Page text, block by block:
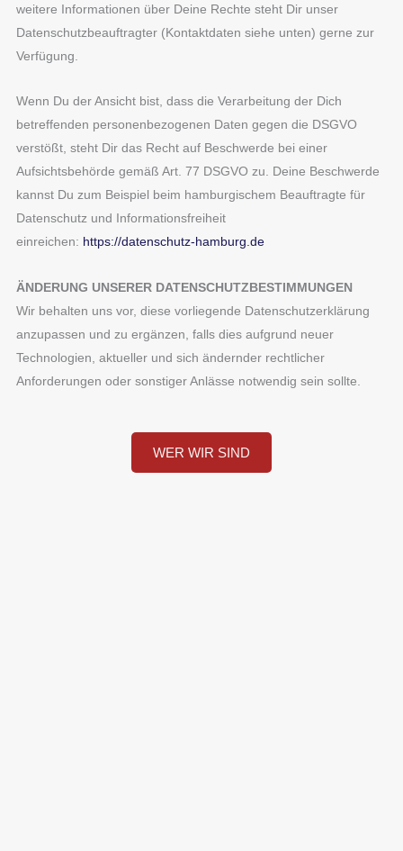
weitere Informationen über Deine Rechte steht Dir unser
Datenschutzbeauftragter (Kontaktdaten siehe unten) gerne zur
Verfügung.
Wenn Du der Ansicht bist, dass die Verarbeitung der Dich
betreffenden personenbezogenen Daten gegen die DSGVO
verstößt, steht Dir das Recht auf Beschwerde bei einer
Aufsichtsbehörde gemäß Art. 77 DSGVO zu. Deine Beschwerde
kannst Du zum Beispiel beim hamburgischem Beauftragte für
Datenschutz und Informationsfreiheit
einreichen: https://datenschutz-hamburg.de
ÄNDERUNG UNSERER DATENSCHUTZBESTIMMUNGEN
Wir behalten uns vor, diese vorliegende Datenschutzerklärung
anzupassen und zu ergänzen, falls dies aufgrund neuer
Technologien, aktueller und sich ändernder rechtlicher
Anforderungen oder sonstiger Anlässe notwendig sein sollte.
WER WIR SIND